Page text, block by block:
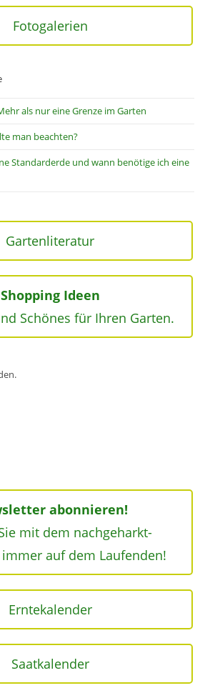
Fotogalerien
als nur eine Grenze im Garten
man beachten?
Standarderde und wann benötige ich eine
Gartenliteratur
Shopping Ideen
Schönes für Ihren Garten.
abonnieren!
mit dem nachgeharkt-
auf dem Laufenden!
Erntekalender
Saatkalender